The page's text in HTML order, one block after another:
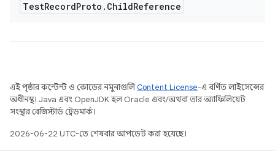
TestRecordProto . ChildReference
এই পৃষ্ঠার কন্টেন্ট ও কোডের নমুনাগুলিContent License-এ বর্ণিত লাইসেন্সের
অধীনস্থ। Java এবং OpenJDK হল Oracle এবং/অথবা তার অ্যাফিলিয়েট
সংস্থার রেজিস্টার্ড ট্রেডমার্ক।
2026-06-22 UTC-তে শেষবার আপডেট করা হয়েছে।